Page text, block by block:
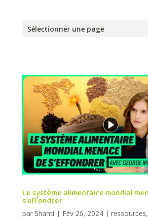
Sélectionner une page
Le système alimentaire mondial
s’effondrer
par Shanti | Fév 26, 2024| ressources,